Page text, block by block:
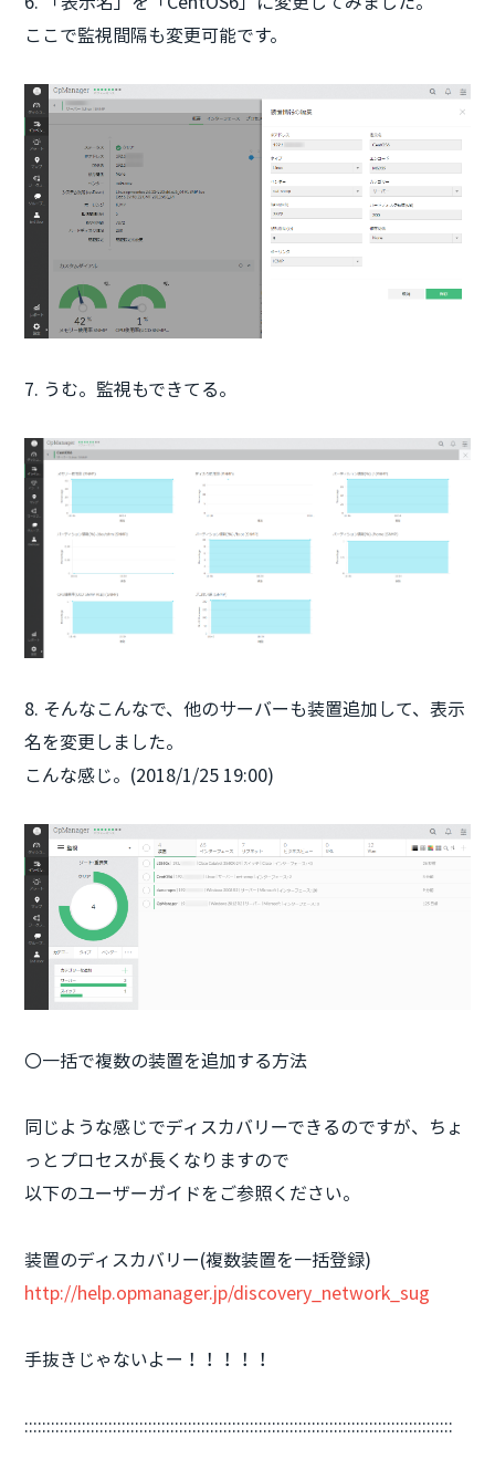
ここで監視間隔も変更可能です。
7. うむ。監視もできてる。
8. そんなこんなで、他のサーバーも装置追加して、表示
名を変更しました。
こんな感じ。(2018/1/25 19:00)
〇一括で複数の装置を追加する方法
同じような感じでディスカバリーできるのですが、ちょ
っとプロセスが長くなりますので
以下のユーザーガイドをご参照ください。
装置のディスカバリー(複数装置を一括登録)
http://help.opmanager.jp/discovery_network_sug
手抜きじゃないよー！！！！！
:::::::::::::::::::::::::::::::::::::::::::::::::::::::::::::::::::::::::::::::::::::::::::::::::